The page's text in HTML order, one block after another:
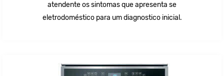
atendente os sintomas que apresenta se
eletrodoméstico para um diagnostico inicial.